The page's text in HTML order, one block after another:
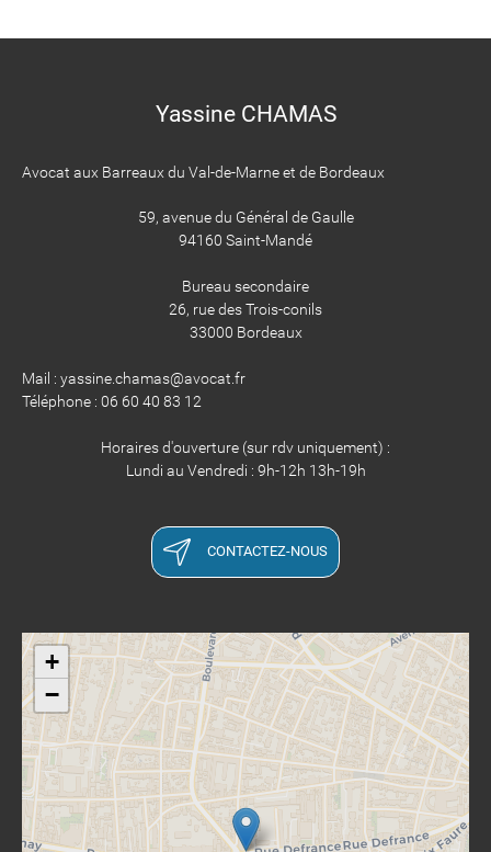
Yassine CHAMAS
Avocat aux Barreaux du Val-de-Marne et de Bordeaux
59, avenue du Général de Gaulle
94160 Saint-Mandé
Bureau secondaire
26, rue des Trois-conils
33000 Bordeaux
Mail : yassine.chamas@avocat.fr
Téléphone : 06 60 40 83 12
Horaires d'ouverture (sur rdv uniquement) :
Lundi au Vendredi : 9h-12h 13h-19h
CONTACTEZ-NOUS
+
−